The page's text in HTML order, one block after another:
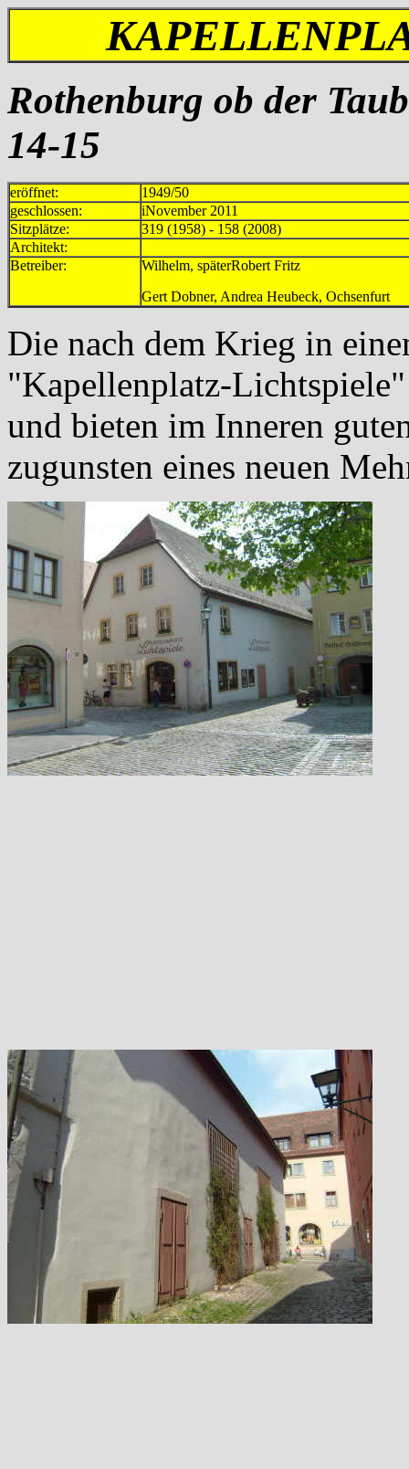
Rothenburg ob der
14-15
eröffnet:
1949/50
geschlossen:
iNovember 2011
Sitzplätze:
319 (1958) - 158 (2008)
Architekt:
Betreiber:
Wilhelm, späterRobert
Gert Dobner, Andrea Heubeck,
Die nach dem Krieg in
"Kapellenplatz-
und bieten im Inneren
zugunsten eines neuen